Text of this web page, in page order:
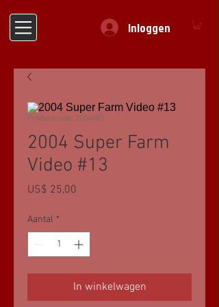
Inloggen
Productcode: 2004085
2004 Super Farm
Video #13
US$ 25,00
Aantal *
In winkelwagen